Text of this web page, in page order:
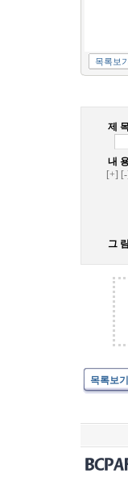
목록보
제
내
[+] [-]
그 림
목록보기